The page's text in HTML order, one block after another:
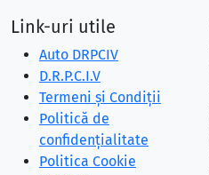
Link-uri utile
Auto DRPCIV
D.R.P.C.I.V
Termeni și Condiții
Politică de
confidențialitate
Politica Cookie